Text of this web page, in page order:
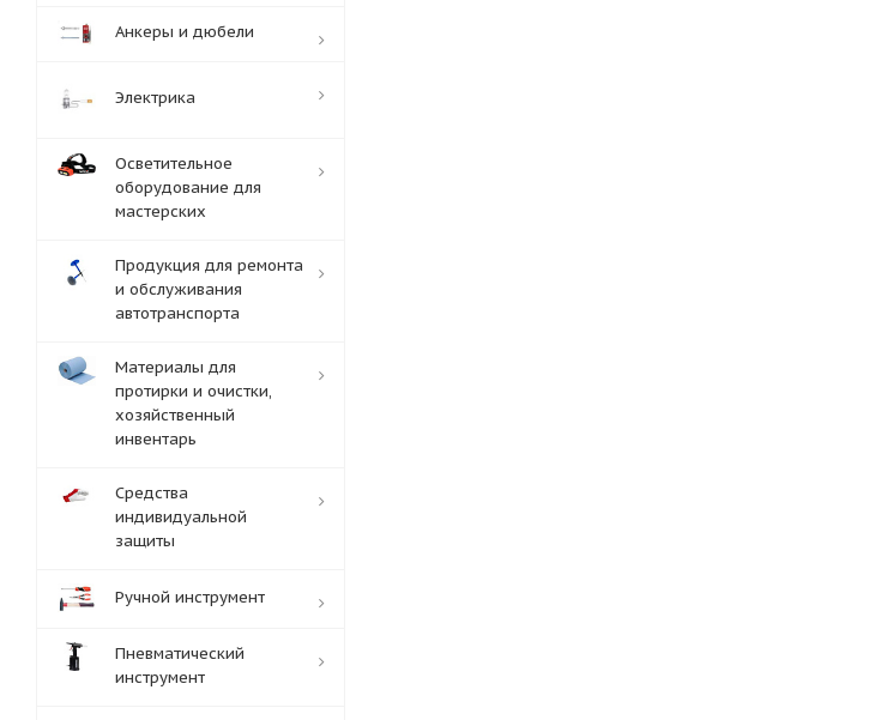
Анкеры и дюбели
Электрика
Осветительное
оборудование для
мастерских
Продукция для ремонта
и обслуживания
автотранспорта
Материалы для
протирки и очистки,
хозяйственный
инвентарь
Средства
индивидуальной
защиты
Ручной инструмент
Пневматический
инструмент